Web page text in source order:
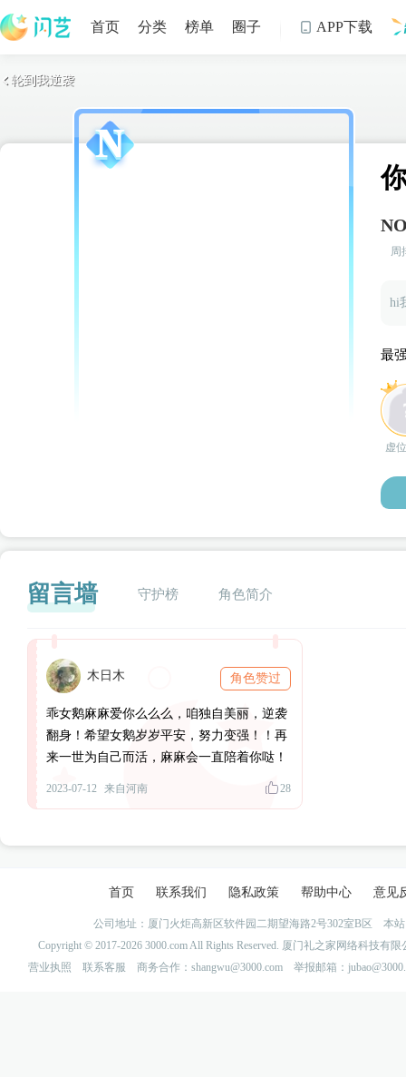
首页 分类 榜单 圈子  APP下载
 轮到我逆袭
周
最
虚
留言墙 守护榜 角色简介
木日木 角色赞过
乖女鹅麻麻爱你么么么，咱独自美丽，逆袭
翻身！希望女鹅岁岁平安，努力变强！！再
来一世为自己而活，麻麻会一直陪着你哒！
2023-07-12 来自河南 28
首页 联系我们 隐私政策 帮助中心 意见
公司地址：厦门火炬高新区软件园二期望海路2号302室B区 本
Copyright © 2017-2026 3000.com All Rights Reserved. 厦门礼之家网络科技
营业执照
联系客服 商务合作：shangwu@3000.com 举报邮箱：